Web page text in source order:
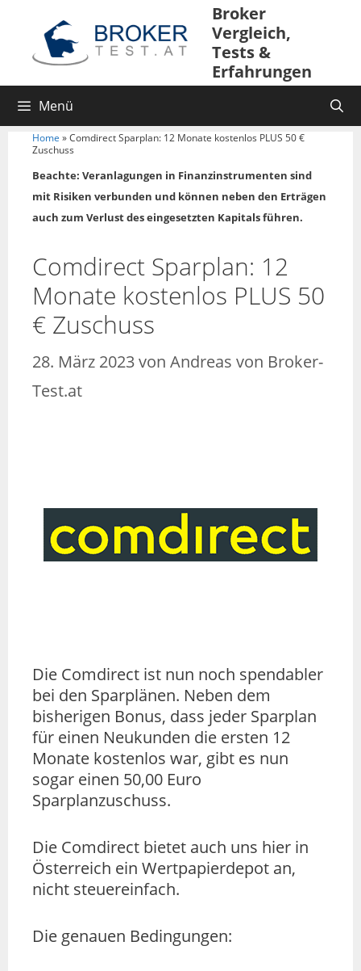
Broker
Vergleich,
Tests &
Erfahrungen
Menü
Home »Comdirect Sparplan: 12 Monate kostenlos PLUS 50 €
Zuschuss
Beachte: Veranlagungen in Finanzinstrumenten sind
mit Risiken verbunden und können neben den Erträgen
auch zum Verlust des eingesetzten Kapitals führen.
Comdirect Sparplan: 12
Monate kostenlos PLUS 50
€ Zuschuss
28. März 2023von Andreas von Broker-
Test.at
Die Comdirect ist nun noch spendabler
bei den Sparplänen. Neben dem
bisherigen Bonus, dass jeder Sparplan
für einen Neukunden die ersten 12
Monate kostenlos war, gibt es nun
sogar einen 50,00 Euro
Sparplanzuschuss.
Die Comdirect bietet auch uns hier in
Österreich ein Wertpapierdepot an,
nicht steuereinfach.
Die genauen Bedingungen: